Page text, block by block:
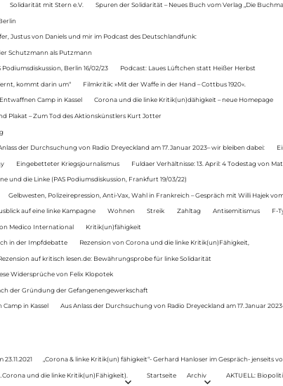
Solidarität mit Stern e.V. Spuren der Solidarität – Neues Buch vom Verlag „Die
Justus von Daniels und mir im Podcast des Deutschlandfunk:
Schutzmann als Putzmann
Berlin 16/02/23 Podcast: Laues Lüftchen statt Heißer Herbst
kommt darin um“ Filmkritik: »Mit der Waffe in der Hand – Cottbus 1920«.
Camp in Kassel Corona und die linke Kritik(un)dähigkeit – neue Homepage
Plakat – Zum Tod des Aktionskünstlers Kurt Jotter
der Durchsuchung von Radio Dreyeckland am 17.Januar 2023– wir bleiben dabei:
Eingebetteter Kriegsjournalismus Fuldaer Verhältnisse: 13. April: 4 Todestag von
und die Linke (PAS Podiumsdiskussion, Frankfurt 19/03/22)
Gelbwesten, Polizeirepression, Anti-Vax, Wahl in Frankreich – Gespräch mit Willi Hajek
auf eine linke Kampagne Wohnen Streik Zahltag Antisemitismus F-
Medico International Kritik(un)fähigkeit
in der Impfdebatte Rezension von Corona und die linke Kritik(un)Fähigkeit,
auf kritisch lesen.de: Bewährungsprobe für linke Solidarität
Widersprüche von Felix Klopotek
der Gründung der Gefangenengewerkschaft
in Kassel Aus Anlass der Durchsuchung von Radio Dreyeckland am 17.Januar
„Corona & linke Kritik(un) fähigkeit“- Gerhard Hanloser im Gespräch- jenseits
und die linke Kritik(un)Fähigkeit). Startseite Archiv AKTUELL: